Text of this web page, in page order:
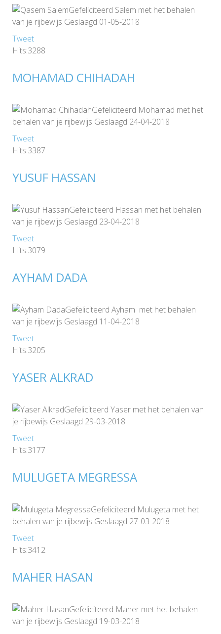
Gefeliciteerd Salem met het behalen
van je rijbewijs Geslaagd 01-05-2018
Tweet
Hits:3288
MOHAMAD CHIHADAH
Gefeliciteerd Mohamad met het
behalen van je rijbewijs Geslaagd 24-04-2018
Tweet
Hits:3387
YUSUF HASSAN
Gefeliciteerd Hassan met het behalen
van je rijbewijs Geslaagd 23-04-2018
Tweet
Hits:3079
AYHAM DADA
Gefeliciteerd Ayham met het behalen
van je rijbewijs Geslaagd 11-04-2018
Tweet
Hits:3205
YASER ALKRAD
Gefeliciteerd Yaser met het behalen van
je rijbewijs Geslaagd 29-03-2018
Tweet
Hits:3177
MULUGETA MEGRESSA
Gefeliciteerd Mulugeta met het
behalen van je rijbewijs Geslaagd 27-03-2018
Tweet
Hits:3412
MAHER HASAN
Gefeliciteerd Maher met het behalen
van je rijbewijs Geslaagd 19-03-2018